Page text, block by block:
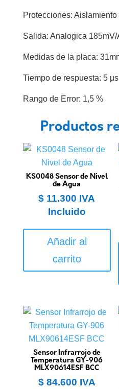
Protecciones: Aislamiento
Salida: Analogica 185mV/
Medidas de la placa:
Tiempo de respuesta: 5 µs
Rango de Error: 1,5 %
Productos
KS0048 Sensor de Nivel
de Agua
$ 11.300 IVA
Incluido
Añadir al
carrito
Sensor Infrarrojo de
Temperatura GY-906
MLX90614ESF BCC
$84.600 IVA